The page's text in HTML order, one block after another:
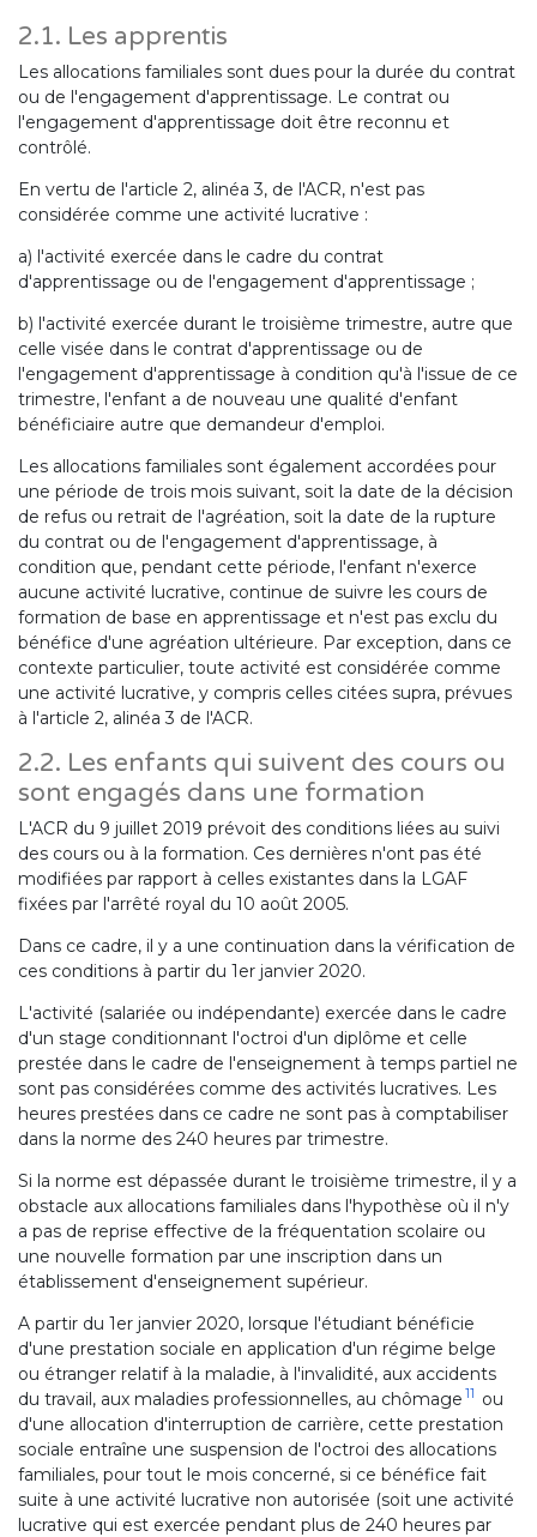
2.1. Les apprentis
Les allocations familiales sont dues pour la durée du contrat
ou de l'engagement d'apprentissage. Le contrat ou
l'engagement d'apprentissage doit être reconnu et
contrôlé.
En vertu de l'article 2, alinéa 3, de l'ACR, n'est pas
considérée comme une activité lucrative :
a) l'activité exercée dans le cadre du contrat
d'apprentissage ou de l'engagement d'apprentissage ;
b) l'activité exercée durant le troisième trimestre, autre que
celle visée dans le contrat d'apprentissage ou de
l'engagement d'apprentissage à condition qu'à l'issue de ce
trimestre, l'enfant a de nouveau une qualité d'enfant
bénéficiaire autre que demandeur d'emploi.
Les allocations familiales sont également accordées pour
une période de trois mois suivant, soit la date de la décision
de refus ou retrait de l'agréation, soit la date de la rupture
du contrat ou de l'engagement d'apprentissage, à
condition que, pendant cette période, l'enfant n'exerce
aucune activité lucrative, continue de suivre les cours de
formation de base en apprentissage et n'est pas exclu du
bénéfice d'une agréation ultérieure. Par exception, dans ce
contexte particulier, toute activité est considérée comme
une activité lucrative, y compris celles citées supra, prévues
à l'article 2, alinéa 3 de l'ACR.
2.2. Les enfants qui suivent des cours ou
sont engagés dans une formation
L'ACR du 9 juillet 2019 prévoit des conditions liées au suivi
des cours ou à la formation. Ces dernières n'ont pas été
modifiées par rapport à celles existantes dans la LGAF
fixées par l'arrêté royal du 10 août 2005.
Dans ce cadre, il y a une continuation dans la vérification de
ces conditions à partir du 1er janvier 2020.
L'activité (salariée ou indépendante) exercée dans le cadre
d'un stage conditionnant l'octroi d'un diplôme et celle
prestée dans le cadre de l'enseignement à temps partiel ne
sont pas considérées comme des activités lucratives. Les
heures prestées dans ce cadre ne sont pas à comptabiliser
dans la norme des 240 heures par trimestre.
Si la norme est dépassée durant le troisième trimestre, il y a
obstacle aux allocations familiales dans l'hypothèse où il n'y
a pas de reprise effective de la fréquentation scolaire ou
une nouvelle formation par une inscription dans un
établissement d'enseignement supérieur.
A partir du 1er janvier 2020, lorsque l'étudiant bénéficie
d'une prestation sociale en application d'un régime belge
ou étranger relatif à la maladie, à l'invalidité, aux accidents
du travail, aux maladies professionnelles, au chômage 11
ou
d'une allocation d'interruption de carrière, cette prestation
sociale entraîne une suspension de l'octroi des allocations
familiales, pour tout le mois concerné, si ce bénéfice fait
suite à une activité lucrative non autorisée (soit une activité
lucrative qui est exercée pendant plus de 240 heures par